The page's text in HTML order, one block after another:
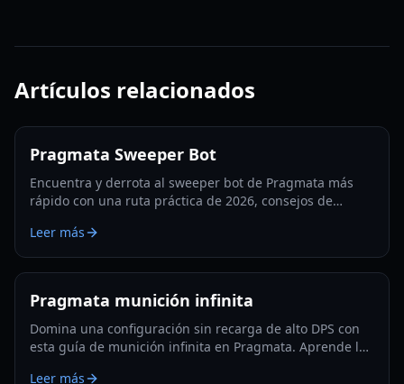
Artículos relacionados
Pragmata Sweeper Bot
Encuentra y derrota al sweeper bot de Pragmata más
rápido con una ruta práctica de 2026, consejos de
Filamento Luna.
Leer más
Pragmata munición infinita
Domina una configuración sin recarga de alto DPS con
esta guía de munición infinita en Pragmata. Aprende los
Leer más